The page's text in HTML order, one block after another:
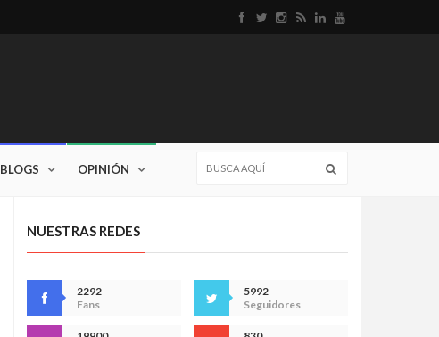
BLOGS OPINIÓN
NUESTRAS REDES
2292
Fans
5992
Seguidores